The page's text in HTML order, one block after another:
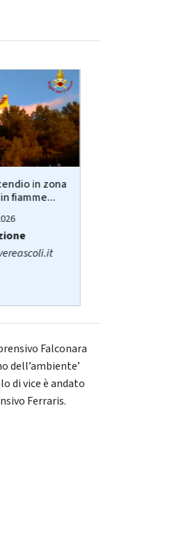
in zona
fiamme...
Falconara
dell’ambiente’
di vice è andato
Ferraris.